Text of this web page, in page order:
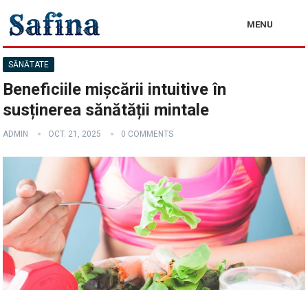
MENU
SĂNĂTATE
Beneficiile mișcării intuitive în
susținerea sănătății mintale
ADMIN OCT. 21, 2025 0 COMMENTS